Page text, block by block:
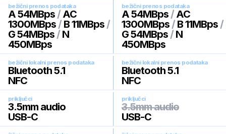
bežični prenos podataka
A 54MBps / AC
1300MBps / B 11MBps /
G 54MBps / N
450MBps
bežični prenos podataka
A 54MBps / AC
1300MBps / B 11MBps /
G 54MBps / N
450MBps
bežični lokalni prenos podataka
Bluetooth 5.1
NFC
bežični lokalni prenos podataka
Bluetooth 5.1
NFC
priključci
3.5mm audio
USB-C
priključci
3.5mm audio
USB-C